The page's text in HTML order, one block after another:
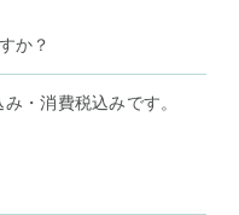
か？
・消費税込みです。